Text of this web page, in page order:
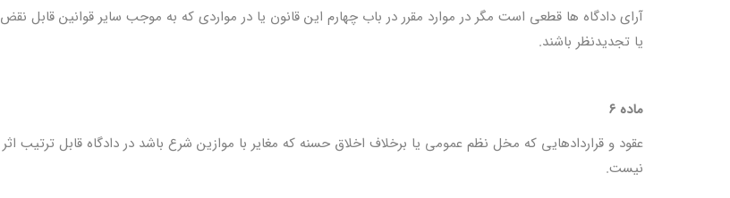
آرای دادگاه ها قطعی است مگر در موارد مقرر در باب چهارم این قانون یا در مواردی که به موجب سایر قوانین قابل نقض
یا تجدیدنظر باشند.
ماده ۶
عقود و قراردادهایی که مخل نظم عمومی یا برخلاف اخلاق حسنه که مغایر با موازین شرع باشد در دادگاه قابل ترتیب اثر
نیست.